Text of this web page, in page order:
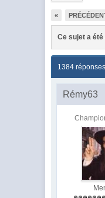
«
Ce sujet a
1384
Rémy63